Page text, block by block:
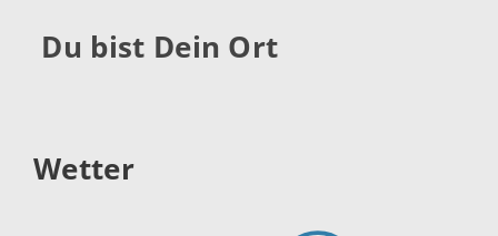
Du bist Dein Ort
Wetter